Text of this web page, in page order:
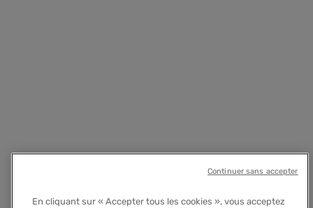
En cliquant sur « Accepter tous les cookies », vous acceptez
Continuer sans accepter